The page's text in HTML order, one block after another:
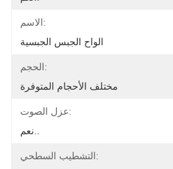
الاسم:
الواح الجبس الجبسية
الحجم:
مختلف الأحجام المتوفرة
عزل الصوت:
التشطيب السطحي: